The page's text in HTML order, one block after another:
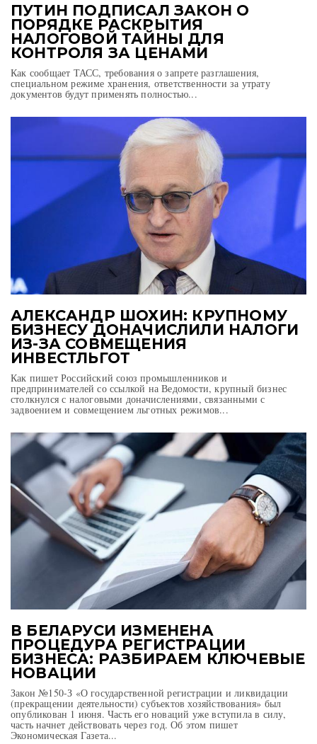
ПУТИН ПОДПИСАЛ ЗАКОН О
ПОРЯДКЕ РАСКРЫТИЯ
НАЛОГОВОЙ ТАЙНЫ ДЛЯ
КОНТРОЛЯ ЗА ЦЕНАМИ
Как сообщает ТАСС, требования о запрете разглашения,
специальном режиме хранения, ответственности за утрату
документов будут применять полностью...
АЛЕКСАНДР ШОХИН: КРУПНОМУ
БИЗНЕСУ ДОНАЧИСЛИЛИ НАЛОГИ
ИЗ-ЗА СОВМЕЩЕНИЯ
ИНВЕСТЛЬГОТ
Как пишет Российский союз промышленников и
предпринимателей со ссылкой на Ведомости, крупный бизнес
столкнулся с налоговыми доначислениями, связанными с
задвоением и совмещением льготных режимов...
В БЕЛАРУСИ ИЗМЕНЕНА
ПРОЦЕДУРА РЕГИСТРАЦИИ
БИЗНЕСА: РАЗБИРАЕМ КЛЮЧЕВЫЕ
НОВАЦИИ
Закон №150-З «О государственной регистрации и ликвидации
(прекращении деятельности) субъектов хозяйствования» был
опубликован 1 июня. Часть его новаций уже вступила в силу,
часть начнет действовать через год. Об этом пишет
Экономическая Газета...